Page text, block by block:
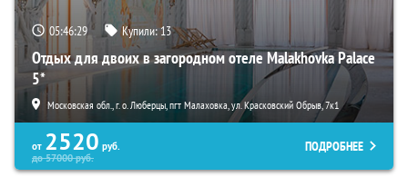
05:46:27 Купили:13
Отдых для двоих в загородном отеле Malakhovka Palace
5*
Московская обл., г. о. Люберцы, пгт Малаховка, ул. Красковский Обрыв, 7к1
от 2520 руб.
до57000руб.
ПОДРОБНЕЕ